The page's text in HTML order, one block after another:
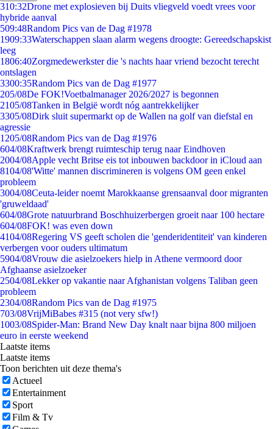
310:32Drone met explosieven bij Duits vliegveld voedt vrees voor
hybride aanval
509:48Random Pics van de Dag #1978
1909:33Waterschappen slaan alarm wegens droogte: Gereedschapskist
leeg
1806:40Zorgmedewerkster die 's nachts haar vriend bezocht terecht
ontslagen
3300:35Random Pics van de Dag #1977
205/08De FOK!Voetbalmanager 2026/2027 is begonnen
2105/08Tanken in België wordt nóg aantrekkelijker
3305/08Dirk sluit supermarkt op de Wallen na golf van diefstal en
agressie
1205/08Random Pics van de Dag #1976
604/08Kraftwerk brengt ruimteschip terug naar Eindhoven
2004/08Apple vecht Britse eis tot inbouwen backdoor in iCloud aan
8104/08'Witte' mannen discrimineren is volgens OM geen enkel
probleem
3004/08Ceuta-leider noemt Marokkaanse grensaanval door migranten
'gruweldaad'
604/08Grote natuurbrand Boschhuizerbergen groeit naar 100 hectare
604/08FOK! was even down
4104/08Regering VS geeft scholen die 'genderidentiteit' van kinderen
verbergen voor ouders ultimatum
5904/08Vrouw die asielzoekers hielp in Athene vermoord door
Afghaanse asielzoeker
2504/08Lekker op vakantie naar Afghanistan volgens Taliban geen
probleem
2304/08Random Pics van de Dag #1975
703/08VrijMiBabes #315 (not very sfw!)
1003/08Spider-Man: Brand New Day knalt naar bijna 800 miljoen
euro in eerste weekend
Laatste items
Laatste items
Toon berichten uit deze thema's
Actueel
Entertainment
Sport
Film & Tv